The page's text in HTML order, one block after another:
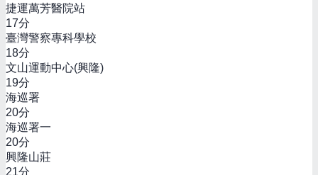
捷運萬芳醫院站
17分
臺灣警察專科學校
18分
文山運動中心(興隆)
19分
海巡署
20分
海巡署一
20分
興隆山莊
21分